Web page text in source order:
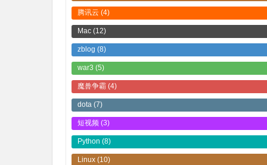
腾讯云 (4)
Mac (12)
zblog (8)
war3 (5)
魔兽争霸 (4)
dota (7)
短视频 (3)
Python (8)
Linux (10)